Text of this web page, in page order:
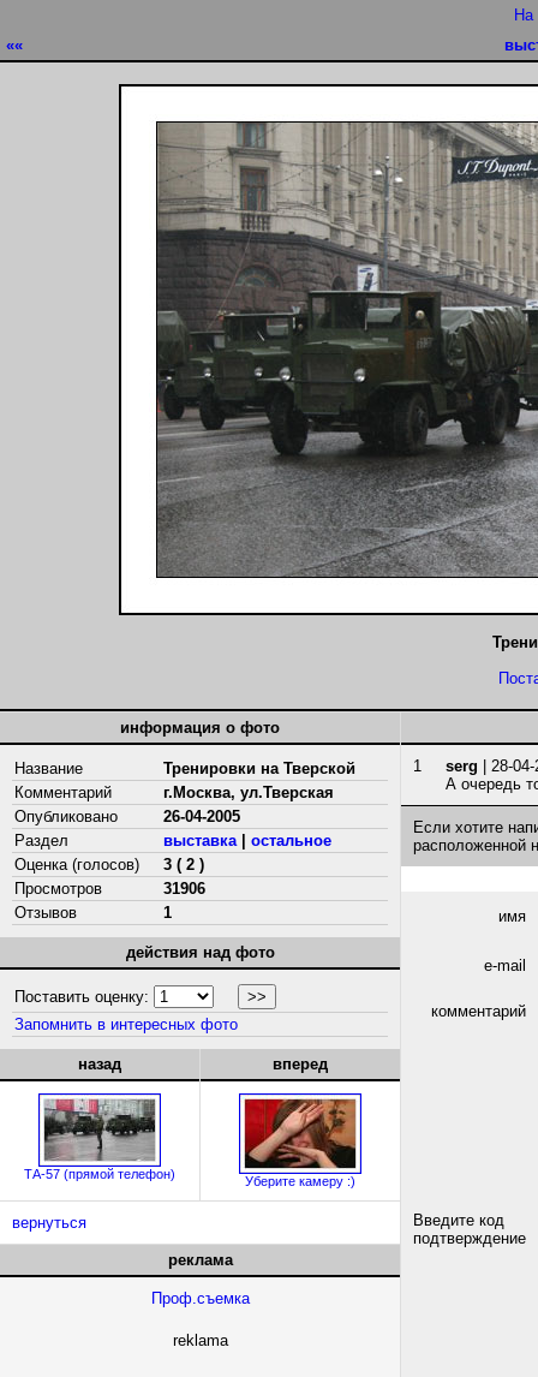
На
««
информация о фото
Название
Тренировки на Тверской
Комментарий
г.Москва, ул.Тверская
Опубликовано
26-04-2005
Раздел
выставка| остальное
Оценка (голосов)
3 ( 2 )
Просмотров
31906
Отзывов
1
действия над фото
Поставить оценку:
Запомнить в интересных фото
назад
ТА-57 (прямой телефон)
вперед
Уберите камеру :)
вернуться
реклама
Проф.съемка
reklama
1 serg | 28-
А очередь
Если хотите
расположенной
имя
e-mail
комментарий
Введите код
подтверждение